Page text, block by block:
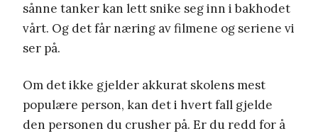
sånne tanker kan lett snike seg inn i bakhodet
vårt. Og det får næring av filmene og seriene vi
ser på.
Om det ikke gjelder akkurat skolens mest
populære person, kan det i hvert fall gjelde
den personen du crusher på. Er du redd for å